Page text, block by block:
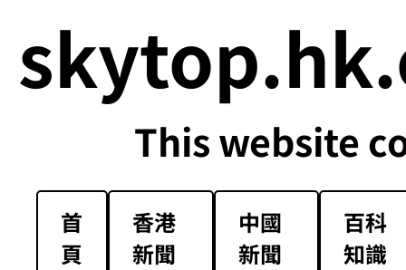
This website
首
頁
香港
新聞
中國
新聞
百科
知識